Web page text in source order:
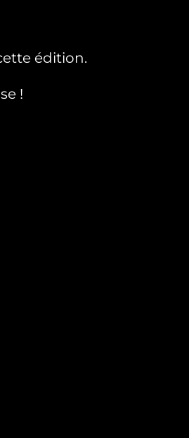
édition.
!